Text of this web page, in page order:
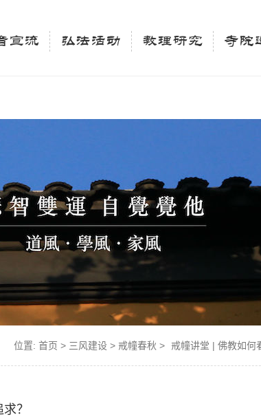
} $keywords = trim(strip_tags($keywords)); $description =
宣流 弘法活动 教理研究 寺院
位置: 首页 > 三风建设 > 戒幢春秋 > 戒幢讲堂 | 佛教如何
？